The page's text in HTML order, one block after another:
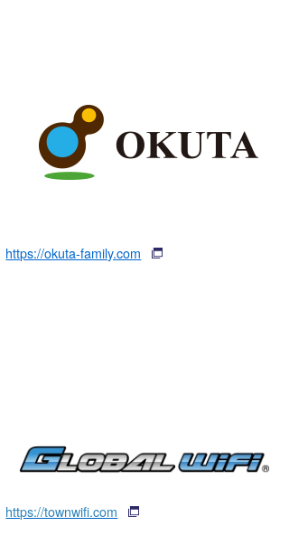
https://okuta-family.com
https://townwifi.com